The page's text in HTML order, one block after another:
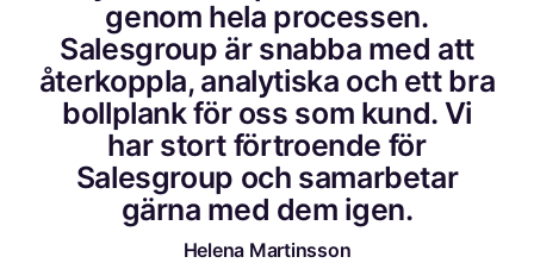
genom hela processen.
Salesgroup är snabba med att
återkoppla, analytiska och ett bra
bollplank för oss som kund. Vi
har stort förtroende för
Salesgroup och samarbetar
gärna med dem igen.
Helena Martinsson